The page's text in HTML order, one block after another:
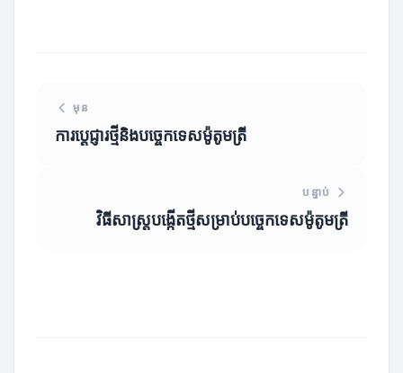
មុន
ការប្តេជ្ញារថ្មីនិងបច្ចេកទេសម៉ូតូមត្រី
បន្ទាប់
វិធីសាស្ត្របង្កើតថ្មីសម្រាប់បច្ចេកទេសម៉ូតូមត្រី